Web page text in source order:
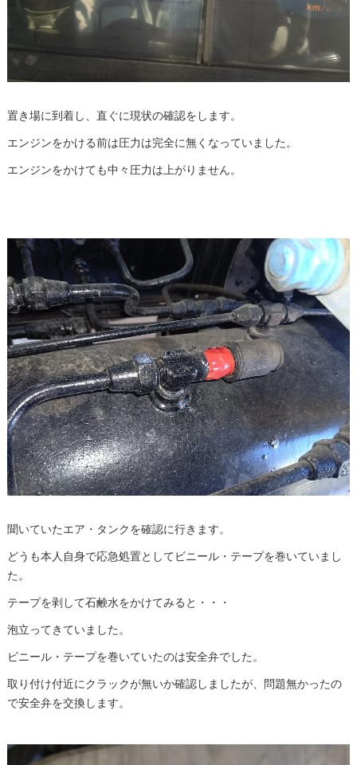
置き場に到着し、直ぐに現状の確認をします。
エンジンをかける前は圧力は完全に無くなっていました。
エンジンをかけても中々圧力は上がりません。
聞いていたエア・タンクを確認に行きます。
どうも本人自身で応急処置としてビニール・テープを巻いていまし
た。
テープを剥して石鹸水をかけてみると・・・
泡立ってきていました。
ビニール・テープを巻いていたのは安全弁でした。
取り付け付近にクラックが無いか確認しましたが、問題無かったの
で安全弁を交換します。